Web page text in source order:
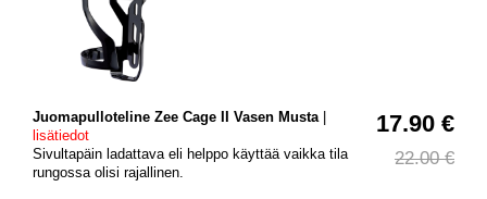
17.90 €
22.00 €
Juomapulloteline Zee Cage II Vasen Musta
lisätiedot
Sivultapäin ladattava eli helppo käyttää vaikka tila
rungossa olisi rajallinen.